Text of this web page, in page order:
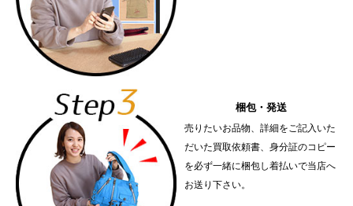
梱包・発送
売りたいお品物、詳細をご記入いた
だいた買取依頼書、身分証のコピー
を必ず一緒に梱包し着払いで当店へ
お送り下さい。